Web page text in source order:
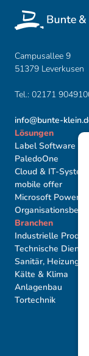
Campusallee 9
51379 Leverkusen
Tel.: 02171
info@bunte-
Lösungen
Label Software
PaledoOne
Cloud & IT-
mobile offer
Microsoft PowerBI
Branchen
Industrielle
Technische
Sanitär, Heizung,
Kälte & Klima
Anlagenbau
Tortechnik